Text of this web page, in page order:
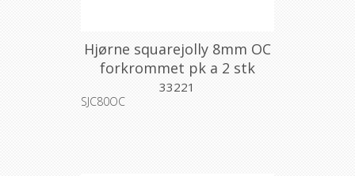
Hjørne squarejolly 8mm OC
forkrommet pk a 2 stk
33221
SJC80OC